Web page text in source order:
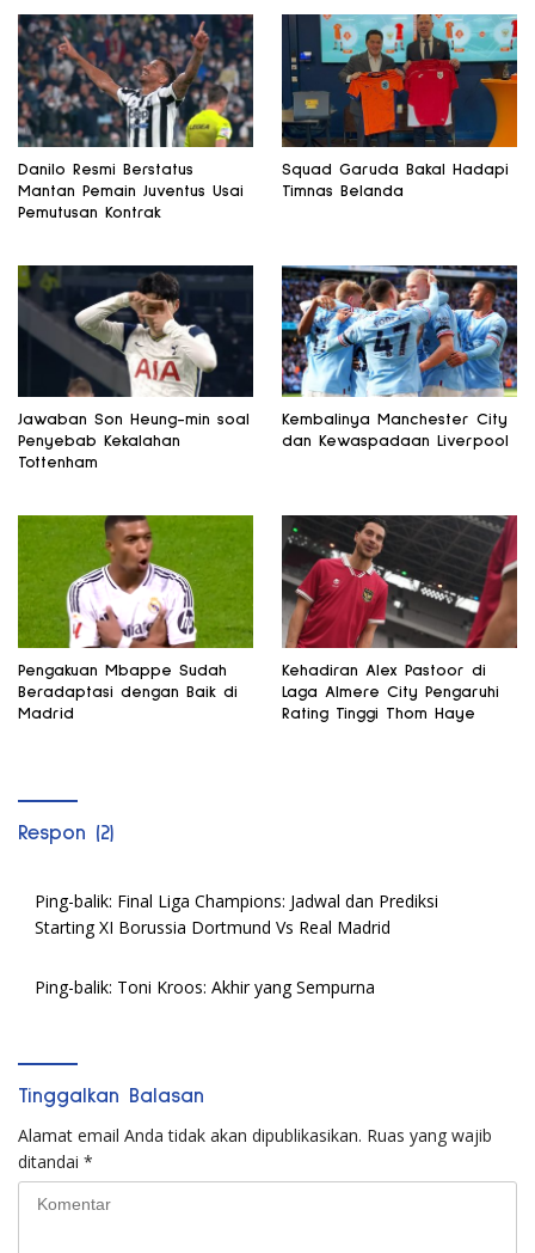
Danilo Resmi Berstatus
Mantan Pemain Juventus Usai
Pemutusan Kontrak
Squad Garuda Bakal Hadapi
Timnas Belanda
Jawaban Son Heung-min soal
Penyebab Kekalahan
Tottenham
Kembalinya Manchester City
dan Kewaspadaan Liverpool
Pengakuan Mbappe Sudah
Beradaptasi dengan Baik di
Madrid
Kehadiran Alex Pastoor di
Laga Almere City Pengaruhi
Rating Tinggi Thom Haye
Respon (2)
Ping-balik: Final Liga Champions: Jadwal dan Prediksi
Starting XI Borussia Dortmund Vs Real Madrid
Ping-balik: Toni Kroos: Akhir yang Sempurna
Tinggalkan Balasan
Alamat email Anda tidak akan dipublikasikan. Ruas yang wajib
ditandai *